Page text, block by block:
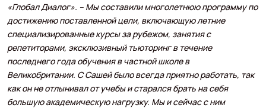
«Глобал Диалог». – Мы составили многолетнюю программу по
достижению поставленной цели, включающую летние
специализированные курсы за рубежом, занятия с
репетиторами, эксклюзивный тьюторинг в течение
последнего года обучения в частной школе в
Великобритании. С Сашей было всегда приятно работать, так
как он не отлынивал от учебы и старался брать на себя
большую академическую нагрузку. Мы и сейчас с ним